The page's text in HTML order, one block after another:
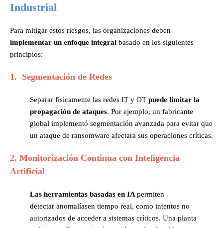
Industrial
Para mitigar estos riesgos, las organizaciones deben
implementar un enfoque integral basado en los siguientes
principios:
1. Segmentación de Redes
Separar físicamente las redes IT y OT puede limitar la
propagación de ataques. Por ejemplo, un fabricante
global implementó segmentación avanzada para evitar que
un ataque de ransomware afectara sus operaciones críticas​.
2. Monitorización Continua con Inteligencia
Artificial
Las herramientas basadas en IApermiten
detectar anomalíasen tiempo real, como intentos no
autorizados de acceder a sistemas críticos. Una planta